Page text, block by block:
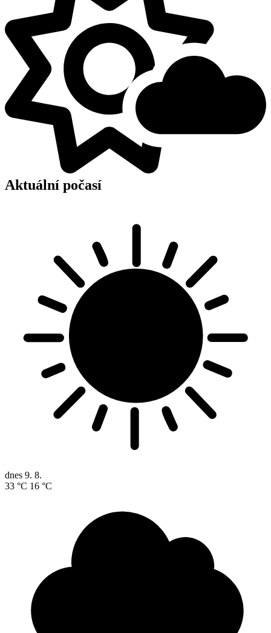
Aktuální počasí
dnes 9. 8.
33 °C 16 °C